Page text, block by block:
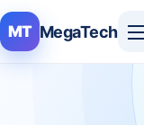
MT MegaTech